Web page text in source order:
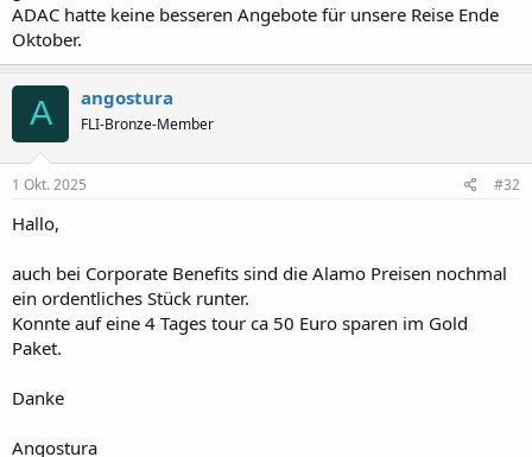
ADAC hatte keine besseren Angebote für unsere Reise Ende
Oktober.
A angostura
FLI-Bronze-Member
1 Okt. 2025 #32
Hallo,
auch bei Corporate Benefits sind die Alamo Preisen nochmal
ein ordentliches Stück runter.
Konnte auf eine 4 Tages tour ca 50 Euro sparen im Gold
Paket.
Danke
Angostura